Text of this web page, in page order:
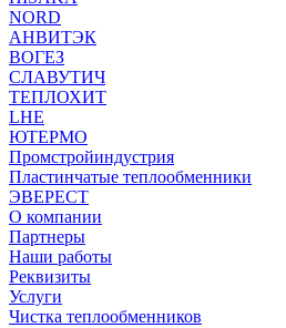
NORD
АНВИТЭК
ВОГЕЗ
СЛАВУТИЧ
ТЕПЛОХИТ
LHE
ЮТЕРМО
Промстройиндустрия
Пластинчатые теплообменники
ЭВЕРЕСТ
О компании
Партнеры
Наши работы
Реквизиты
Услуги
Чистка теплообменников